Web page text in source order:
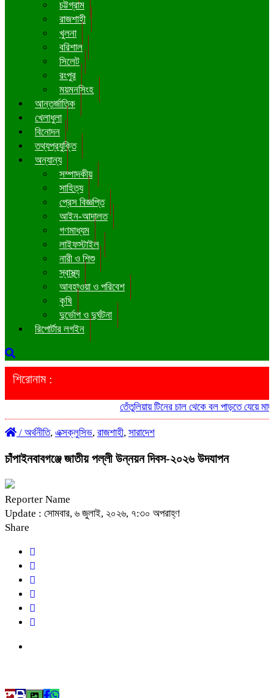
চট্টগ্রাম
রাজশাহী
খুলনা
বরিশাল
সিলেট
রংপুর
ময়মনসিংহ
আন্তর্জাতিক
খেলাধুলা
বিনোদন
তথ্যপ্রযুক্তি
অন্যান্য
সম্পাদকীয়
সাহিত্য
প্রেস বিজ্ঞপ্তি
আইন-আদালত
গণমাধ্যম
লাইফস্টাইল
নারী ও শিশু
স্বাস্থ্য
আবহাওয়া ও পরিবেশ
কৃষি
দুর্ভোগ ও দুর্ঘটনা
রিপোর্টার লগইন
শিরোনাম :
তেঁতুলিয়ায় টিনের চাল থেকে বল পাড়তে যেয়ে
/ অর্থনীতি, এক্সক্লুসিভ, রাজশাহী, সারাদেশ
চাঁপাইনবাবগঞ্জে জাতীয় পল্লী উন্নয়ন দিবস-২০২৬ উদযাপন
Reporter Name
Update : সোমবার, ৬ জুলাই, ২০২৬, ৭:৩০ অপরাহ্ণ
Share